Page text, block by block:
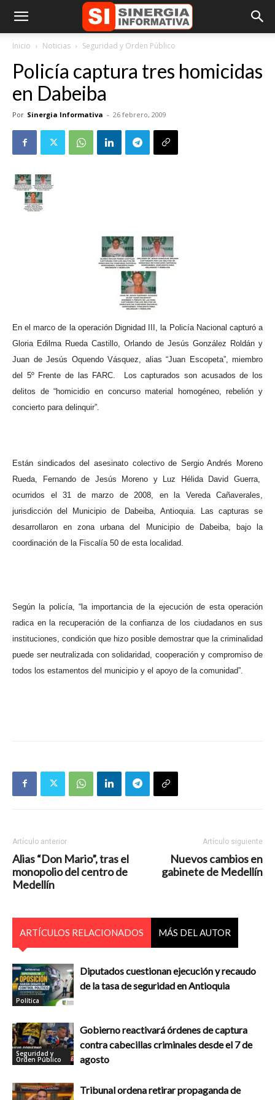
Inicio Noticias Seguridad y Orden Público
Policía captura tres homicidas
en Dabeiba
Por Sinergia Informativa - 26 febrero, 2009
En el marco de la operación Dignidad III, la Policía Nacional capturó a
Gloria Edilma Rueda Castillo, Orlando de Jesús González Roldán y
Juan de Jesús Oquendo Vásquez, alias “Juan Escopeta”, miembro
del 5º Frente de las FARC.
Los capturados son acusados de los
delitos de “homicidio en concurso material homogéneo, rebelión y
concierto para delinquir”.
Están sindicados del asesinato colectivo de Sergio Andrés Moreno
Rueda, Fernando de Jesús Moreno y Luz Hélida David Guerra,
ocurridos el 31 de marzo de 2008, en la Vereda Cañaverales,
jurisdicción del Municipio de Dabeiba, Antioquia.
Las capturas se
desarrollaron en zona urbana del Municipio de Dabeiba, bajo la
coordinación de la Fiscalía 50 de esta localidad.
Según la policía, “la importancia de la ejecución de esta operación
radica en la recuperación de la confianza de los ciudadanos en sus
instituciones, condición que hizo posible demostrar que la criminalidad
puede ser neutralizada con solidaridad, cooperación y compromiso de
todos los estamentos del municipio y el apoyo de la comunidad”.
Artículo anterior
Alias “Don Mario”, tras el
monopolio del centro de
Medellín
Artículo siguiente
Nuevos cambios en
gabinete de Medellín
ARTÍCULOS RELACIONADOS MÁS DEL AUTOR
Política
Diputados cuestionan ejecución y recaudo
de la tasa de seguridad en Antioquia
Seguridad y
Orden Público
Gobierno reactivará órdenes de captura
contra cabecillas criminales desde el 7 de
agosto
Tribunal ordena retirar propaganda de